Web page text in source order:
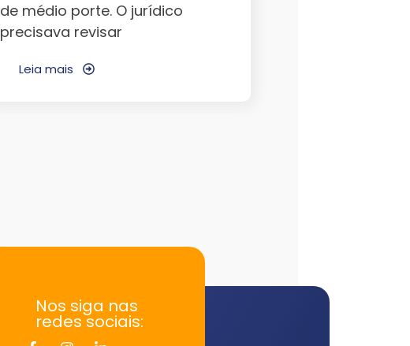
de médio porte. O jurídico
precisava revisar
Leia mais
Nos siga nas
redes sociais: